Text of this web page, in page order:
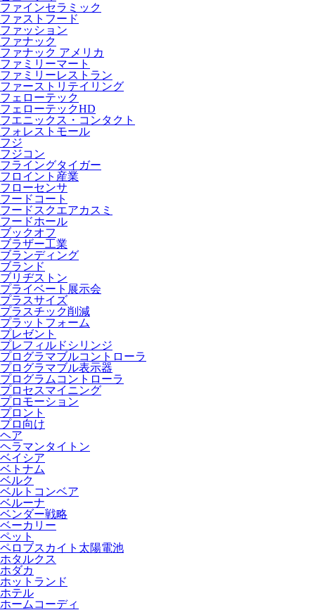
ファインセラミック
ファストフード
ファッション
ファナック
ファナック アメリカ
ファミリーマート
ファミリーレストラン
ファーストリテイリング
フェローテック
フェローテックHD
フエニックス・コンタクト
フォレストモール
フジ
フジコン
フライングタイガー
フロイント産業
フローセンサ
フードコート
フードスクエアカスミ
フードホール
ブックオフ
ブラザー工業
ブランディング
ブランド
ブリヂストン
プライベート展示会
プラスサイズ
プラスチック削減
プラットフォーム
プレゼント
プレフィルドシリンジ
プログラマブルコントローラ
プログラマブル表示器
プログラムコントローラ
プロセスマイニング
プロモーション
プロント
プロ向け
ヘア
ヘラマンタイトン
ベイシア
ベトナム
ベルク
ベルトコンベア
ベルーナ
ベンダー戦略
ベーカリー
ペット
ペロブスカイト太陽電池
ホタルクス
ホダカ
ホットランド
ホテル
ホームコーディ